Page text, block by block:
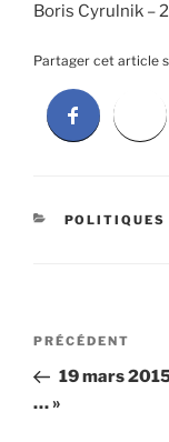
Boris Cyrulnik –
Partager cet article
CATÉGORIES
POLITIQUES
Navigation
l’article
Article
précédent
PRÉCÉDENT
19 mars
… »